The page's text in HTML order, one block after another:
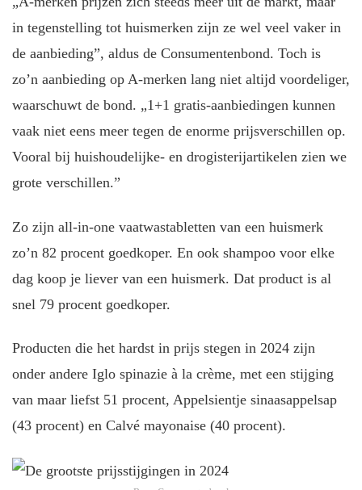
in tegenstelling tot huismerken zijn ze wel veel vaker in
de aanbieding”, aldus de Consumentenbond. Toch is
zo’n aanbieding op A-merken lang niet altijd voordeliger,
waarschuwt de bond. „1+1 gratis-aanbiedingen kunnen
vaak niet eens meer tegen de enorme prijsverschillen op.
Vooral bij huishoudelijke- en drogisterijartikelen zien we
grote verschillen.”
Zo zijn all-in-one vaatwastabletten van een huismerk
zo’n 82 procent goedkoper. En ook shampoo voor elke
dag koop je liever van een huismerk. Dat product is al
snel 79 procent goedkoper.
Producten die het hardst in prijs stegen in 2024 zijn
onder andere Iglo spinazie à la crème, met een stijging
van maar liefst 51 procent, Appelsientje sinaasappelsap
(43 procent) en Calvé mayonaise (40 procent).